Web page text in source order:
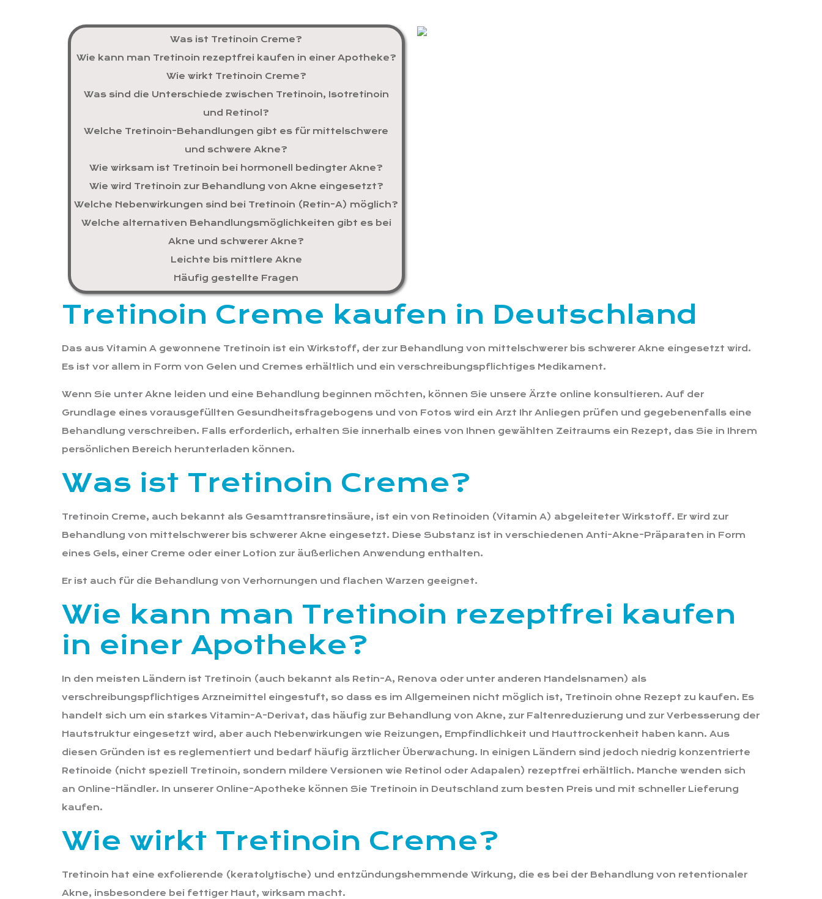
Was ist Tretinoin Creme?
Wie kann man Tretinoin rezeptfrei kaufen in einer Apotheke?
Wie wirkt Tretinoin Creme?
Was sind die Unterschiede zwischen Tretinoin, Isotretinoin
und Retinol?
Welche Tretinoin-Behandlungen gibt es für mittelschwere
und schwere Akne?
Wie wirksam ist Tretinoin bei hormonell bedingter Akne?
Wie wird Tretinoin zur Behandlung von Akne eingesetzt?
Welche Nebenwirkungen sind bei Tretinoin (Retin-A) möglich?
Welche alternativen Behandlungsmöglichkeiten gibt es bei
Akne und schwerer Akne?
Leichte bis mittlere Akne
Häufig gestellte Fragen
Tretinoin Creme kaufen in Deutschland
Das aus Vitamin A gewonnene Tretinoin ist ein Wirkstoff, der zur Behandlung von mittelschwerer bis schwerer Akne eingesetzt wird.
Es ist vor allem in Form von Gelen und Cremes erhältlich und ein verschreibungspflichtiges Medikament.
Wenn Sie unter Akne leiden und eine Behandlung beginnen möchten, können Sie unsere Ärzte online konsultieren. Auf der
Grundlage eines vorausgefüllten Gesundheitsfragebogens und von Fotos wird ein Arzt Ihr Anliegen prüfen und gegebenenfalls eine
Behandlung verschreiben. Falls erforderlich, erhalten Sie innerhalb eines von Ihnen gewählten Zeitraums ein Rezept, das Sie in Ihrem
persönlichen Bereich herunterladen können.
Was ist Tretinoin Creme?
Tretinoin Creme, auch bekannt als Gesamttransretinsäure, ist ein von Retinoiden (Vitamin A) abgeleiteter Wirkstoff. Er wird zur
Behandlung von mittelschwerer bis schwerer Akne eingesetzt. Diese Substanz ist in verschiedenen Anti-Akne-Präparaten in Form
eines Gels, einer Creme oder einer Lotion zur äußerlichen Anwendung enthalten.
Er ist auch für die Behandlung von Verhornungen und flachen Warzen geeignet.
Wie kann man Tretinoin rezeptfrei kaufen
in einer Apotheke?
In den meisten Ländern ist Tretinoin (auch bekannt als Retin-A, Renova oder unter anderen Handelsnamen) als
verschreibungspflichtiges Arzneimittel eingestuft, so dass es im Allgemeinen nicht möglich ist, Tretinoin ohne Rezept zu kaufen. Es
handelt sich um ein starkes Vitamin-A-Derivat, das häufig zur Behandlung von Akne, zur Faltenreduzierung und zur Verbesserung der
Hautstruktur eingesetzt wird, aber auch Nebenwirkungen wie Reizungen, Empfindlichkeit und Hauttrockenheit haben kann. Aus
diesen Gründen ist es reglementiert und bedarf häufig ärztlicher Überwachung. In einigen Ländern sind jedoch niedrig konzentrierte
Retinoide (nicht speziell Tretinoin, sondern mildere Versionen wie Retinol oder Adapalen) rezeptfrei erhältlich. Manche wenden sich
an Online-Händler. In unserer Online-Apotheke können Sie Tretinoin in Deutschland zum besten Preis und mit schneller Lieferung
kaufen.
Wie wirkt Tretinoin Creme?
Tretinoin hat eine exfolierende (keratolytische) und entzündungshemmende Wirkung, die es bei der Behandlung von retentionaler
Akne, insbesondere bei fettiger Haut, wirksam macht.